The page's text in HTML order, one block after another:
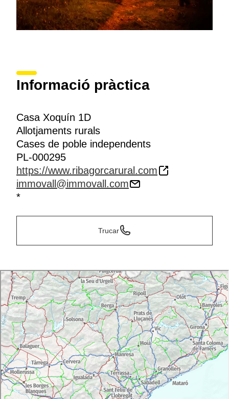
Informació pràctica
Casa Xoquín 1D
Allotjaments rurals
Cases de poble independents
PL-000295
https://www.ribagorcarural.com
immovall@immovall.com
*
Trucar